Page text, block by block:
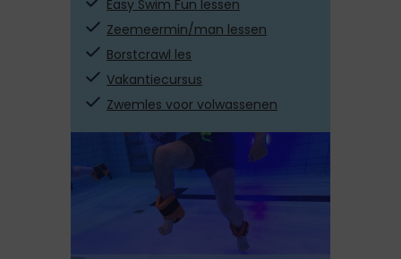
Easy Swim Fun lessen
Zeemeermin/man lessen
Borstcrawl les
Vakantiecursus
Zwemles voor volwassenen